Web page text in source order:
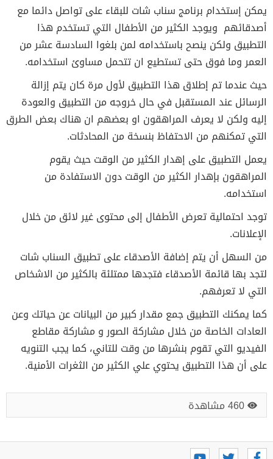
يمكن إستخدام برنامج سناب شات للبقاء على تواصل دائما مع
أصدقائهم ويوجد الكثير من الأطفال التي تستخدم هذا
التطبيق ولكن ينصح باستخدامه لمن بلغوا السادسة عشر من
العمر وما فوق حتى تستطيع ان تتحمل مساوئ استخدامه.
حيث عندما تم إطلاق هذا التطبيق لأول مرة كان يتم إزالة
الرسائل عند المستقبل في حال خروجه من التطبيق والعودة
إليه ولكن لا يعرف المراهقون او بعضهم ان هناك بعض الطرق
التي تمكنهم من الاحتفاظ بنسخة من المحادثات.
يعمل التطبيق على إهدار الكثير من الوقت حيث يقوم
المراهقون بإهدار الكثير من الوقت دون الاستفادة من
استخدامه.
توجد احتمالية تعرض الأطفال إلى محتوى غير لائق من خلال
الإعلانات.
من السهل أن يتم إضافة الأصدقاء على تطبيق السناب شات
لتجد بها قائمة الأصدقاء فتجدها ممتلئة بالكثير من الاشخاص
التي لا تعرفهم.
كما يمكنك التطبيق جمع مقدار كبير من البيانات عن حياتك وعن
العادات الخاصة من خلال مشاركة الصور و مشاركة مقاطع
الفيديو التي تقوم بنشرها من وقت للتاني، كما يجب التنويه
على أن هذا التطبيق يحتوي علي الكثير من الثغرات الأمنية.
460 مشاهدة